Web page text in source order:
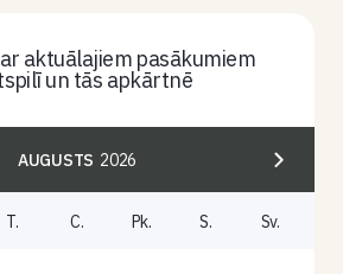
aktuālajiem pasākumiem
un tās apkārtnē
AUGUSTS 2026
T. C. Pk. S. Sv.